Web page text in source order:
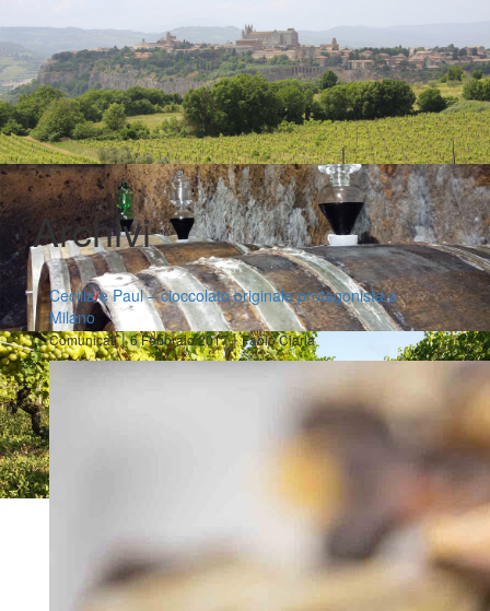
Archivi
Cecilia e Paul – cioccolato originale protagonista a
Milano
Comunicati|6 Febbraio 2017|Fabio Ciarla